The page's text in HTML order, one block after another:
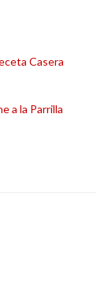
Casera
a la Parrilla